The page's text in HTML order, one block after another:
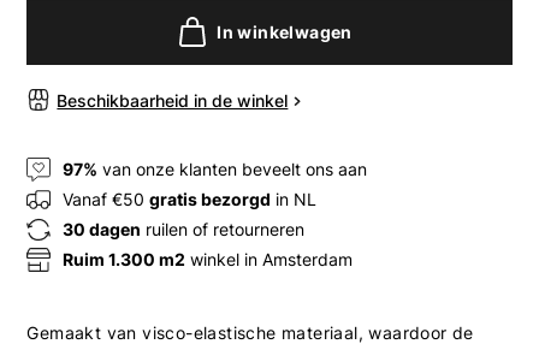
In winkelwagen
Beschikbaarheid in de winkel
97% van onze klanten beveelt ons aan
Vanaf €50gratis bezorgd in NL
30 dagen ruilen of retourneren
Ruim 1.300 m2 winkel in Amsterdam
Gemaakt van visco-elastische materiaal, waardoor de